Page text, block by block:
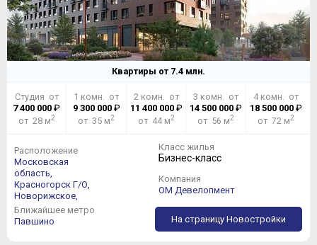
Квартиры от 7.4 млн.
Студия от
7 400 000 ₽
от 28 м2
1 комн. от
9 300 000₽
от 35 м2
2 комн. от
11 400 000₽
от 44 м2
3 комн. от
14 500 000 ₽
от 56 м2
4 комн. от
18 500 000₽
от 72 м2
Расположение
Московская
область,
Красногорск Г/О,
Новорижское,
Ближайшее метро
Павшино
Класс жилья
Бизнес-класс
Компания
ОМ Девелопмент
На страницу Новостройки